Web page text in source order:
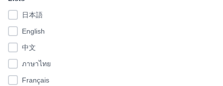
日本語
English
中文
ภาษาไทย
Français